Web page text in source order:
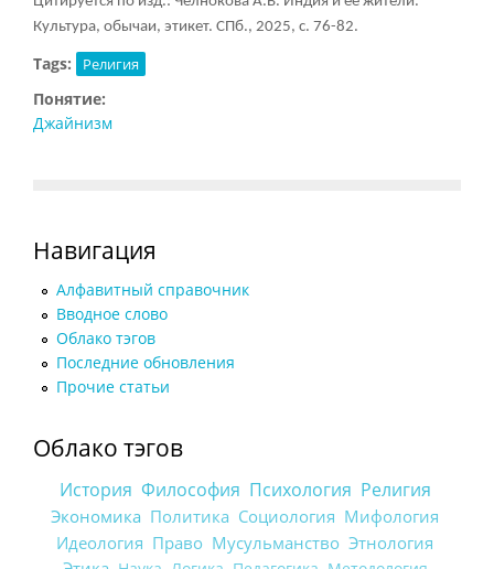
Культура, обычаи, этикет. СПб., 2025, с. 76-82.
Tags: Религия
Понятие:
Джайнизм
Навигация
Алфавитный справочник
Вводное слово
Облако тэгов
Последние обновления
Прочие статьи
Облако тэгов
История Философия Психология Религия
Экономика Политика Социология Мифология
Идеология Право Мусульманство Этнология